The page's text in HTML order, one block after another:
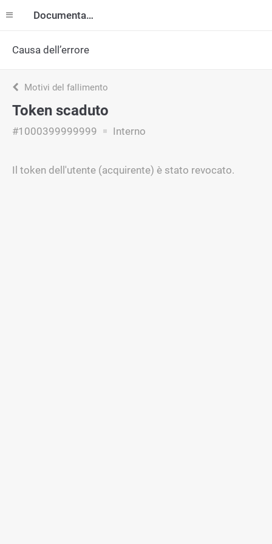
Documentazione
Causa dell’errore
Motivi del fallimento
Token scaduto
#1000399999999 Interno
Il token dell'utente (acquirente) è stato revocato.